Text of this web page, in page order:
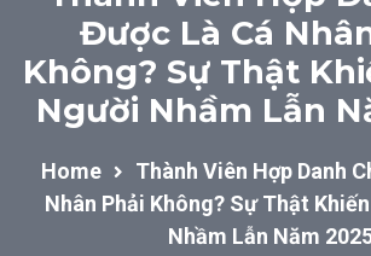
Được Là Cá
Không? Sự Thật
Người Nhầm Lẫn
Home
Thành Viên Hợp Danh
Nhân Phải Không? Sự Thật
Nhầm Lẫn Năm